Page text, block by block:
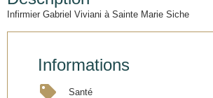
Infirmier Gabriel Viviani à Sainte Marie Siche
Informations
Santé